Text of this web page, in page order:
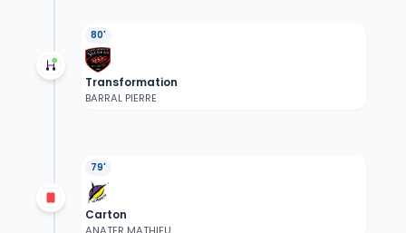
80'
Transformation
BARRAL PIERRE
79'
Carton